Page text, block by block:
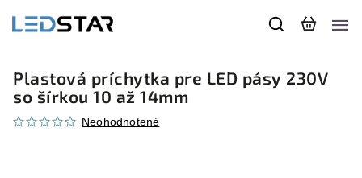
Plastová príchytka pre LED pásy 230V
so šírkou 10 až 14mm
Neohodnotené